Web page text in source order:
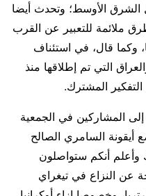
الشرق الأوسط؛ وتحدث أيضا
ملائمة للتعبير عن القرب
وكما قال، في استئناف
التي تم إطلاقها منذ
المشترك.
المشاركين في الجمعية
أيقونة السامري الصالح
وأعلم أنكم ستواصلون
عن النزاع في تيغراي